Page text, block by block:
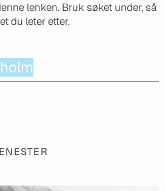
lenken. Bruk søket under, så
du leter etter.